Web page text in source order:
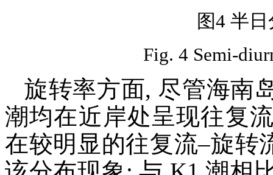
图4 半
Fig. 4 Semi-
旋转率方面, 尽管海南
潮均在近岸处呈现往复
在较明显的往复流–旋转